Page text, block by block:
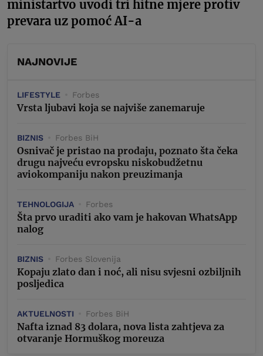
ministartvo uvodi tri hitne mjere protiv
prevara uz pomoć AI-a
NAJNOVIJE
LIFESTYLE Forbes
Vrsta ljubavi koja se najviše zanemaruje
BIZNIS Forbes BiH
Osnivač je pristao na prodaju, poznato šta čeka
drugu najveću evropsku niskobudžetnu
aviokompaniju nakon preuzimanja
TEHNOLOGIJA Forbes
Šta prvo uraditi ako vam je hakovan WhatsApp
nalog
BIZNIS Forbes Slovenija
Kopaju zlato dan i noć, ali nisu svjesni ozbiljnih
posljedica
AKTUELNOSTI Forbes BiH
Nafta iznad 83 dolara, nova lista zahtjeva za
otvaranje Hormuškog moreuza